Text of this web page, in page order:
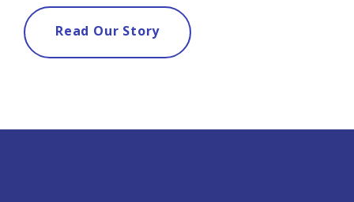
Read Our Story